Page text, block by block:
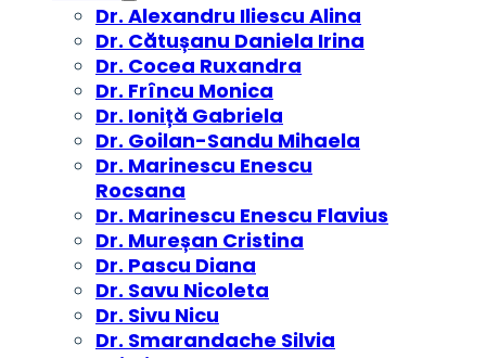
Dr. Alexandru Iliescu Alina
Dr. Cătușanu Daniela Irina
Dr. Cocea Ruxandra
Dr. Frîncu Monica
Dr. Ioniță Gabriela
Dr. Goilan-Sandu Mihaela
Dr. Marinescu Enescu
Rocsana
Dr. Marinescu Enescu Flavius
Dr. Mureșan Cristina
Dr. Pascu Diana
Dr. Savu Nicoleta
Dr. Sivu Nicu
Dr. Smarandache Silvia